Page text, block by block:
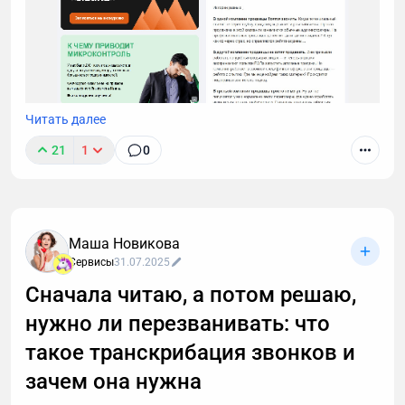
Читать далее
21 1 0
Маша Новикова
Сервисы31.07.2025
Сначала читаю, а потом решаю,
нужно ли перезванивать: что
такое транскрибация звонков и
зачем она нужна